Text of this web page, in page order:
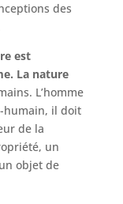
des
est
La nature
L’homme
humain, il doit
de la
un
objet de